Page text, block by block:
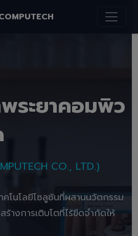
ระยาคอมพิว
CO., LTD.)
คโนโลยีโซลูชันที่ผสานนวัตกรรม
างการเติบโตที่ไร้ขีดจำกัดให้